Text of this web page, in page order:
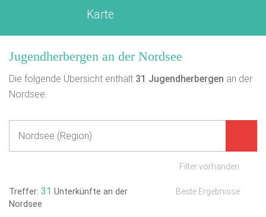
Karte
Jugendherbergen an der Nordsee
Die folgende Übersicht enthält 31 Jugendherbergen an der
Nordsee.
Filter vorhanden
Treffer: 31 Unterkünfte an der
Nordsee
Beste Ergebnisse